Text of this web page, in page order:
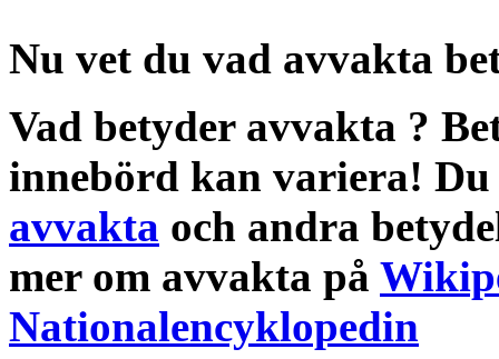
Nu vet du vad avvakta
Vad betyder avvakta ?
innebörd kan variera!
avvakta och andra
mer om avvakta på
Nationalencyklopedin